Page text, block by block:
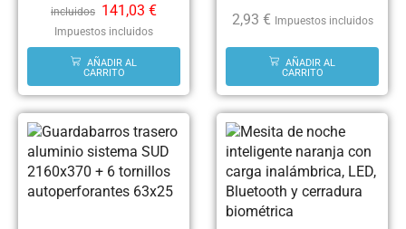
incluidos 141,03 €
Impuestos incluidos
AÑADIR AL
CARRITO
2,93 € Impuestos incluidos
AÑADIR AL
CARRITO